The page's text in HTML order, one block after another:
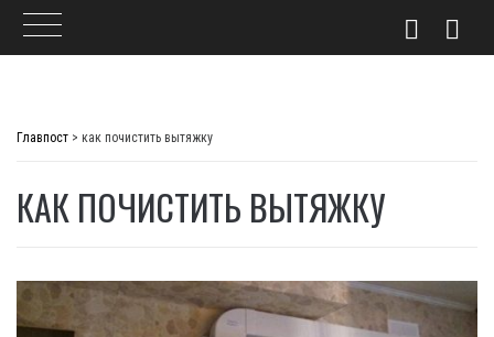
Главпост > как почистить вытяжку
КАК ПОЧИСТИТЬ ВЫТЯЖКУ